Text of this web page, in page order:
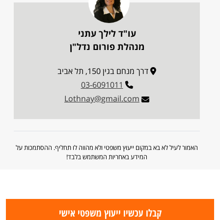
עו"ד לילך עתני
מנהלת פורום נדל"ן
דרך מנחם בגין 150, תל אביב
03-6091011
Lothnay@gmail.com
האמור לעיל לא בא במקום ייעוץ משפטי ולא מהווה לו תחליף. ההסתמכות על
המידע באחריות המשתמש בלבד!
קבלו עכשיו ייעוץ משפטי אישי